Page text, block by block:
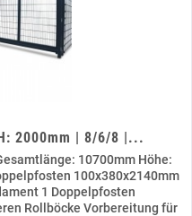
2000mm | 8/6/8 |...
10700mm Höhe:
100x380x2140mm
1 Doppelpfosten
Rollböcke Vorbereitung für